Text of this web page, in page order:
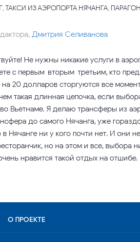
ТАКСИ ИЗ АЭРОПОРТА НЯЧАНГА,
Дмитрия Селиванова
Не нужны никакие услуги в
с первым-вторым-третьим, кто
на 20 долларов сторгуются все
такая длинная цепочка, если
Вьетнаме. Я делаю трансферы из
до самого Нячанга, уже
Нячанге ни у кого почти нет. И они
но на этом и все, выбора
нравится такой отдых на отшибе.
О ПРОЕКТЕ